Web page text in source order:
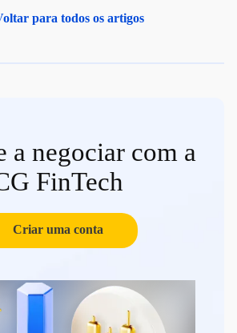
para todos os artigos
a negociar com a
FinTech
Criar uma conta